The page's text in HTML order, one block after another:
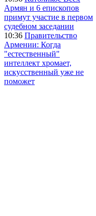
Армян и 6 епископов
примут участие в первом
судебном заседании
10:36 Правительство
Армении: Когда
"естественный"
интеллект хромает,
искусственный уже не
поможет